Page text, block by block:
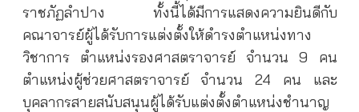
ราชภัฏลำปาง ทั้งนี้ได้มีการแสดงความยินดีกับ
คณาจารย์ผู้ได้รับการแต่งตั้งให้ดำรงตำแหน่งทาง
วิชาการ ตำแหน่งรองศาสตราจารย์ จำนวน 9 คน
ตำแหน่งผู้ช่วยศาสตราจารย์ จำนวน 24 คน และ
บุคลากรสายสนับสนุนผู้ได้รับแต่งตั้งตำแหน่งชำนาญ